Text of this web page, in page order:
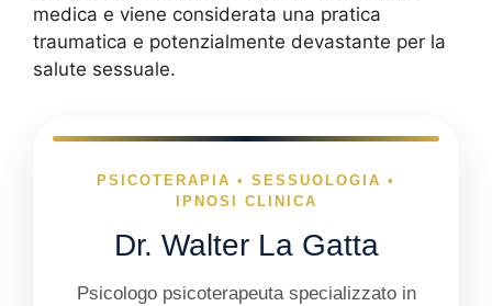
medica e viene considerata una pratica
traumatica e potenzialmente devastante per la
salute sessuale.
PSICOTERAPIA • SESSUOLOGIA •
IPNOSI CLINICA
Dr. Walter La Gatta
Psicologo psicoterapeuta specializzato in